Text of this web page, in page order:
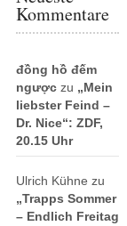
Kommentare
đồng hồ đếm
ngượczu „Mein
liebster Feind –
Dr. Nice“: ZDF,
20.15 Uhr
Ulrich Kühne zu
„Trapps Sommer
– Endlich Freitag